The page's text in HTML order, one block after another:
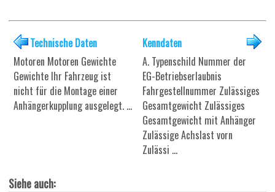
Technische Daten
Motoren Motoren Gewichte
Gewichte Ihr Fahrzeug ist
nicht für die Montage einer
Anhängerkupplung ausgelegt. ...
Kenndaten
A. Typenschild Nummer der
EG-Betriebserlaubnis
Fahrgestellnummer Zulässiges
Gesamtgewicht Zulässiges
Gesamtgewicht mit Anhänger
Zulässige Achslast vorn
Zulässi ...
Siehe auch: